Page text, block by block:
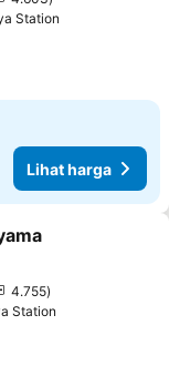
Station
Lihat harga
ke favorit
4.755
Station